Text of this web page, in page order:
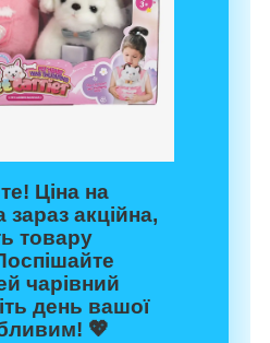
Ціна на
акційна,
товару
чарівний
день вашої
💖